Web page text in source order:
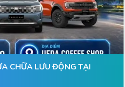
CHỮA LƯU ĐỘNG TẠI